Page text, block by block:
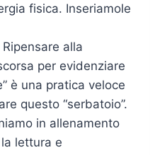
fisica. Inseriamole
alla
per evidenziare
è una pratica veloce
questo “serbatoio”.
in allenamento
lettura e